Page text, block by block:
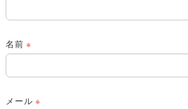
名前※
メール※